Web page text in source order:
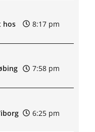
hos
8:17 pm
7:58 pm
6:25 pm